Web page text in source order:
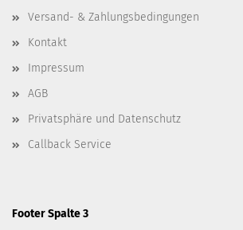
Versand- & Zahlungsbedingungen
Kontakt
Impressum
AGB
Privatsphäre und Datenschutz
Callback Service
Footer Spalte 3